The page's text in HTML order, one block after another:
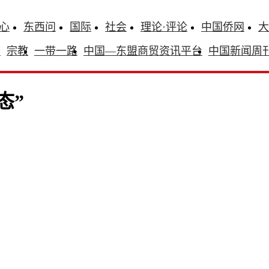
东西问 国际 社会 理论·评论 中国侨网
宗教 一带一路 中国—东盟商贸资讯平台 中国新闻周
”